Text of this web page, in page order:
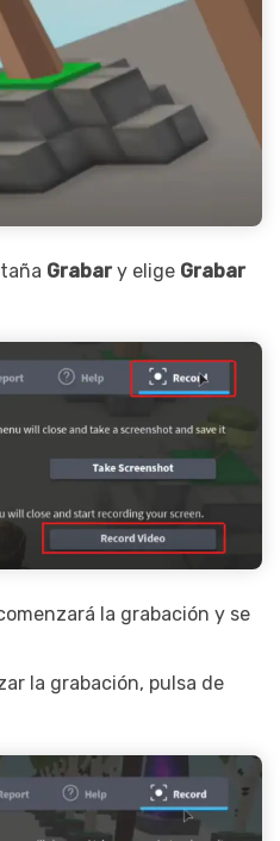
Grabary elige Grabar
la grabación y se
la grabación, pulsa de